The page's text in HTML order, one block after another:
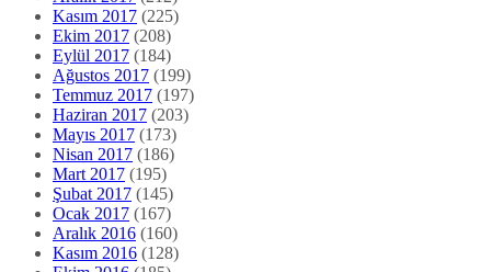
Kasım 2017 (225)
Ekim 2017 (208)
Eylül 2017 (184)
Ağustos 2017 (199)
Temmuz 2017 (197)
Haziran 2017 (203)
Mayıs 2017 (173)
Nisan 2017 (186)
Mart 2017 (195)
Şubat 2017 (145)
Ocak 2017 (167)
Aralık 2016 (160)
Kasım 2016 (128)